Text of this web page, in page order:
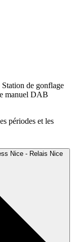
Station de gonflage
manuel DAB
périodes et les
Nice - Relais Nice